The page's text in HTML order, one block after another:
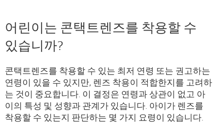
어린이는 콘택트렌즈를 착용할 수
있습니까?
콘택트렌즈를 착용할 수 있는 최저 연령 또는 권고하는
연령이 있을 수 있지만, 렌즈 착용이 적합한지를 고려하
는 것이 중요합니다. 이 결정은 연령과 상관이 없고 아
이의 특성 및 성향과 관계가 있습니다. 아이가 렌즈를
착용할 수 있는지 판단하는 몇 가지 요령이 있습니다.